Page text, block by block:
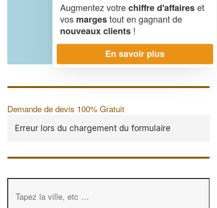
OpenStreetMap contributors,
Demande de devis 100% Gratuit
Erreur lors du chargement du formulaire
Augmentez votrechiffre d'affaireset
vos margestout en gagnant de
nouveaux clients !
En savoir plus